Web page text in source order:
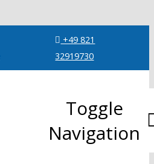
+49 821
32919730
Toggle
Navigation